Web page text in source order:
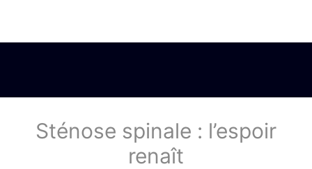
Sténose spinale : l’espoir
renaît